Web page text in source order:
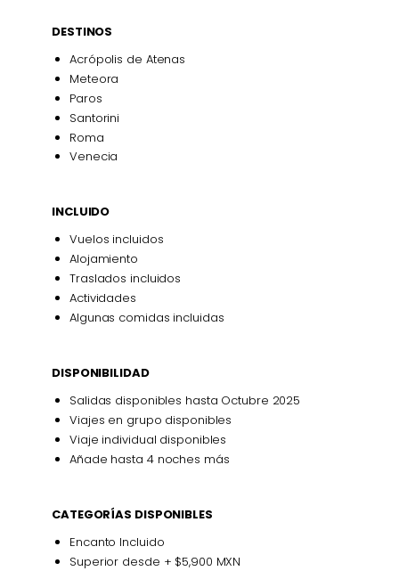
DESTINOS
Acrópolis de Atenas
Meteora
Paros
Santorini
Roma
Venecia
INCLUIDO
Vuelos incluidos
Alojamiento
Traslados incluidos
Actividades
Algunas comidas incluidas
DISPONIBILIDAD
Salidas disponibles hasta Octubre 2025
Viajes en grupo disponibles
Viaje individual disponibles
Añade hasta 4 noches más
CATEGORÍAS DISPONIBLES
Encanto Incluido
Superior desde + $5,900 MXN